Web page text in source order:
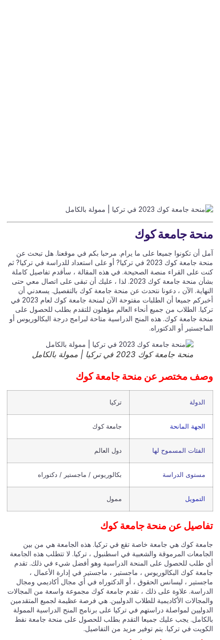
جامعة كوك
أن تكونوا جميعا على ما يرام. مرحبا بكم في موقعنا. هل تبحث عن
منحة جامعة كوك 2023 في تركيا? أو على استعداد للدراسة في تركيا? ثم
على القراء منصة الصحيحة. في هذه المقالة ، سأقدم تفاصيل كاملة
بشأن منحة جامعة كوك 2023. لذا ، عليك أن تبقى على اتصال معي حتى
الآن ، دعونا نتحدث عن منحة جامعة كوك بالتفصيل. يسعدني أن
أخبركم جميعا أن الطلبات مفتوحة الآن لمنحة جامعة كوك لعام 2023 في
الطلاب من جميع أنحاء العالم مؤهلون للتقدم بطلب للحصول على
جامعة كوك. هذه المنح الدراسية متاحة لبرامج درجة البكالوريوس أو
أو الدكتوراه.
منحة جامعة كوك 2023 في تركيا | ممولة بالكامل
مختصر عن منحة جامعة كوك
الدولة
الجهة المانحة جامعة كوك
الفئات المسموح لها دول العالم
مستوى الدراسة بكالوريوس / ماجستير / دكتوراه
التمويل ممول
عن منحة جامعة كوك
كوك هي جامعة خاصة تقع في تركيا. هذه الجامعة هي من بين
المرموقة والشعبية في اسطنبول ، تركيا. لا تتطلب هذه الجامعة
طلب للحصول على المنحة الدراسية وهو أفضل شيء في ذلك. تقدم
كوك البكالوريوس ، ماجستير ، ماجستير في إدارة الأعمال ،
، ليسانس الحقوق ، أو الدكتوراه في أي مجال أكاديمي ومجال
علاوة على ذلك ، تقدم جامعة كوك مجموعة واسعة من المجالات
الأكاديمية للطلاب الدوليين. هي فرصة عظيمة لجميع المتقدمين
لمواصلة دراستهم في تركيا على برنامج المنح الدراسية الممولة
يجب عليك جميعا التقدم بطلب للحصول على منحة جامعة نفط
في تركيا. يتم توفير مزيد من التفاصيل.